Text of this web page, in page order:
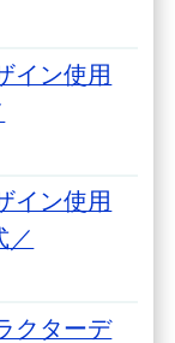
イン使用
イン使用
／
クターデ